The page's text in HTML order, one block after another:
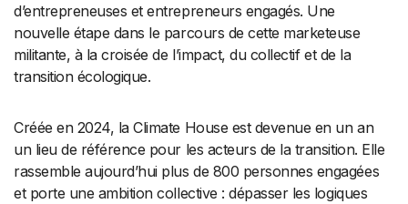
d’entrepreneuses et entrepreneurs engagés. Une
nouvelle étape dans le parcours de cette marketeuse
militante, à la croisée de l’impact, du collectif et de la
transition écologique.
Créée en 2024, la Climate House est devenue en un an
un lieu de référence pour les acteurs de la transition. Elle
rassemble aujourd’hui plus de 800 personnes engagées
et porte une ambition collective : dépasser les logiques